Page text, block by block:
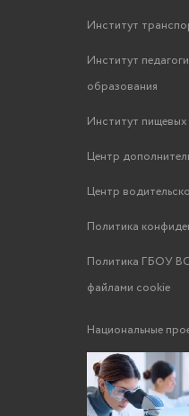
Институт
Институт
образования
Институт
Центр
Центр
Политика
Политика ГБОУ
файлами cookie
Национальные